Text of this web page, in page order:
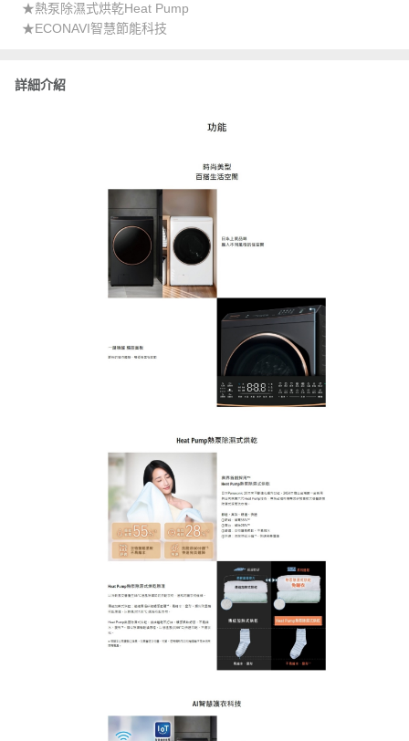
★熱泵除濕式烘乾Heat Pump
★ECONAVI智慧節能科技
詳細介紹